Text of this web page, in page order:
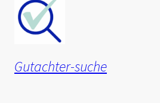
Gutachter-suche